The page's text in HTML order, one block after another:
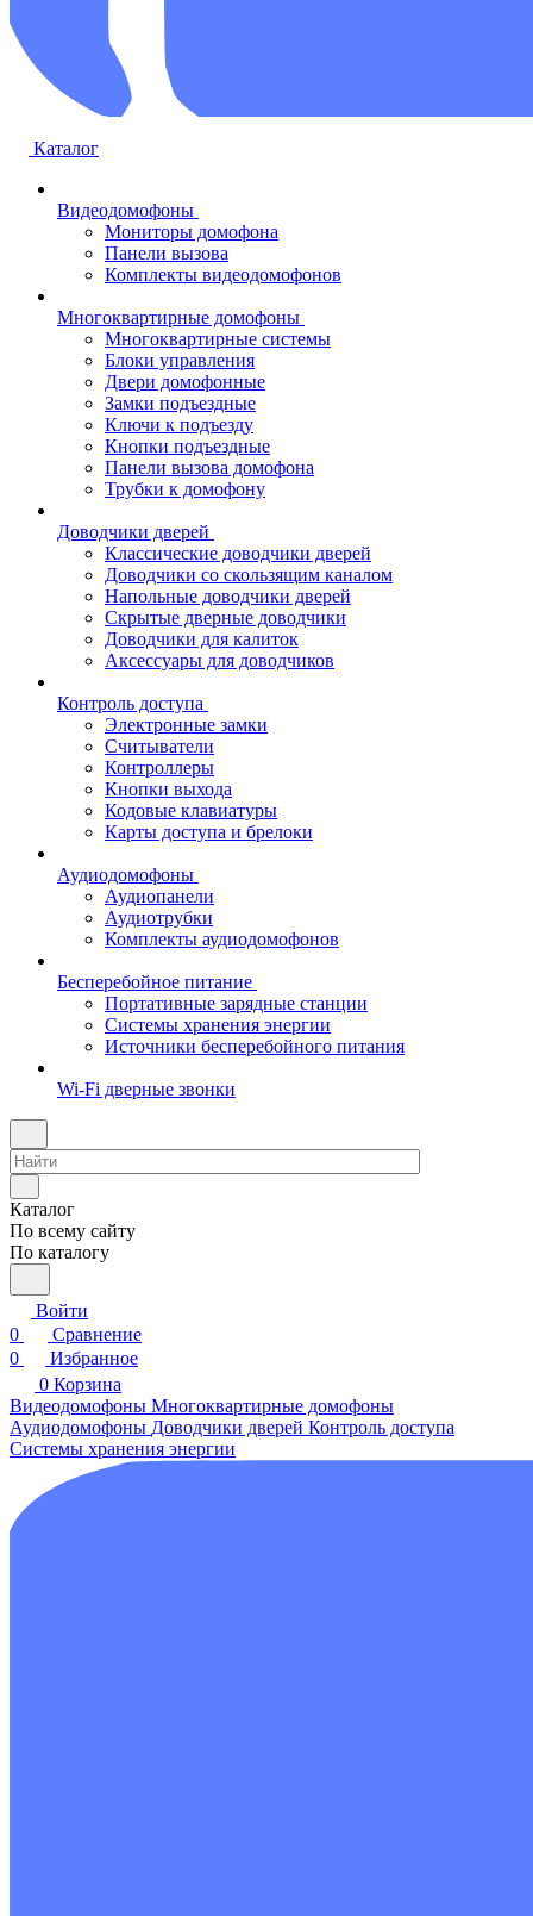
Каталог
Видеодомофоны
Мониторы домофона
Панели вызова
Комплекты видеодомофонов
Многоквартирные домофоны
Многоквартирные системы
Блоки управления
Двери домофонные
Замки подъездные
Ключи к подъезду
Кнопки подъездные
Панели вызова домофона
Трубки к домофону
Доводчики дверей
Классические доводчики дверей
Доводчики со скользящим каналом
Напольные доводчики дверей
Скрытые дверные доводчики
Доводчики для калиток
Аксессуары для доводчиков
Контроль доступа
Электронные замки
Считыватели
Контроллеры
Кнопки выхода
Кодовые клавиатуры
Карты доступа и брелоки
Аудиодомофоны
Аудиопанели
Аудиотрубки
Комплекты аудиодомофонов
Бесперебойное питание
Портативные зарядные станции
Системы хранения энергии
Источники бесперебойного питания
Wi-Fi дверные звонки
Каталог
По всему сайту
По каталогу
Войти
0
Сравнение
0
Избранное
0 Корзина
Видеодомофоны Многоквартирные домофоны
Аудиодомофоны Доводчики дверей Контроль доступа
Системы хранения энергии